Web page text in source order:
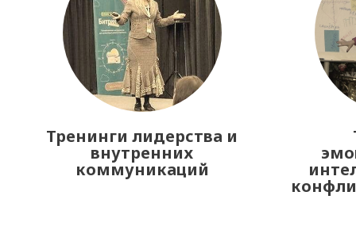
Тренинги лидерства и
внутренних
коммуникаций